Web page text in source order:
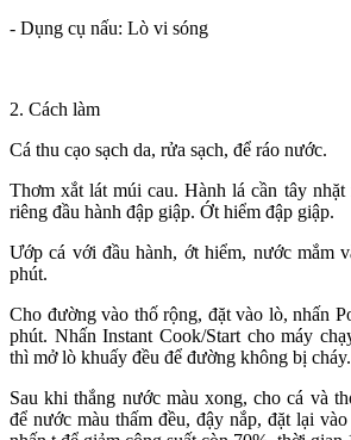
- Dụng cụ nấu: Lò vi sóng
2. Cách làm
Cá thu cạo sạch da, rửa sạch, để ráo nước.
Thơm xắt lát múi cau. Hành lá cần tây
riêng đầu hành đập giập. Ớt hiểm đập giập.
Ướp cá với đầu hành, ớt hiểm, nước mắm
phút.
Cho đường vào thố rộng, đặt vào lò, nhấn
phút. Nhấn Instant Cook/Start cho máy
thì mở lò khuấy đều để đường không bị cháy.
Sau khi thắng nước màu xong, cho cá và
để nước màu thấm đều, đậy nắp, đặt lại